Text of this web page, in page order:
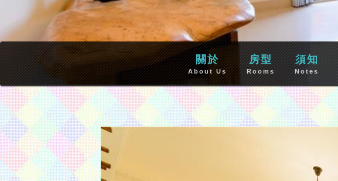
關於
About Us
房型
Rooms
須知
Notes